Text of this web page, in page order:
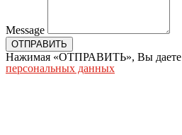
Message
ОТПРАВИТЬ
Нажимая «ОТПРАВИТЬ», Вы даете
персональных данных